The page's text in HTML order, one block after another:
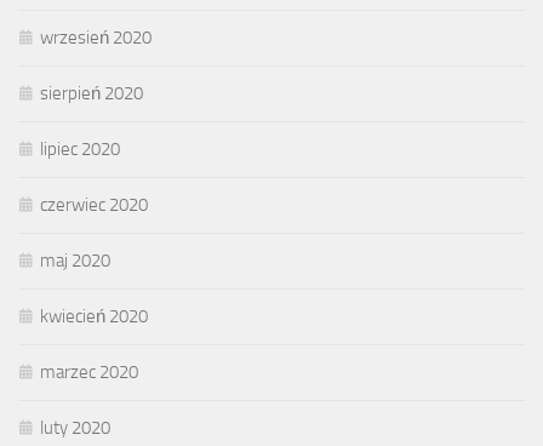
wrzesień 2020
sierpień 2020
lipiec 2020
czerwiec 2020
maj 2020
kwiecień 2020
marzec 2020
luty 2020